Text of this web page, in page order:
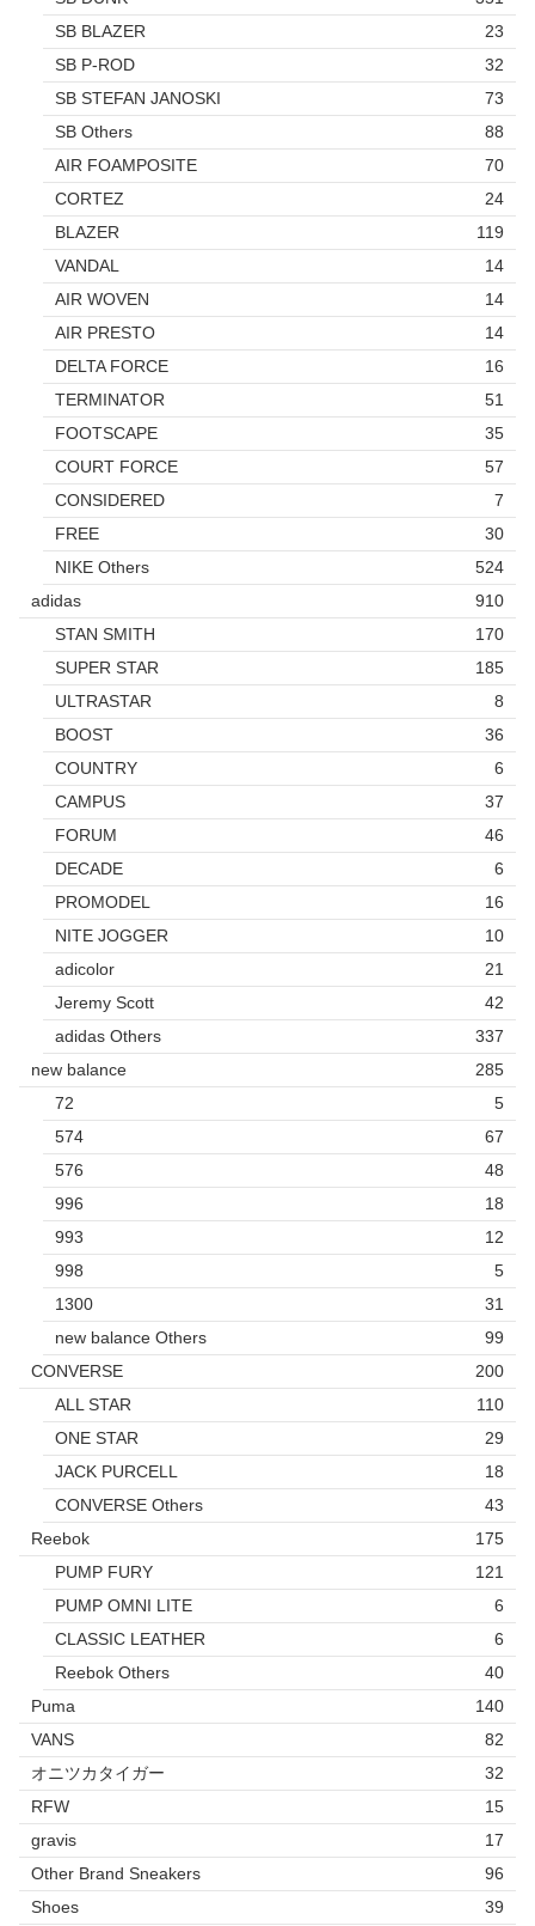
SB BLAZER
23
SB P-ROD
32
SB STEFAN JANOSKI
73
SB Others
88
AIR FOAMPOSITE
70
CORTEZ
24
BLAZER
119
VANDAL
14
AIR WOVEN
14
AIR PRESTO
14
DELTA FORCE
16
TERMINATOR
51
FOOTSCAPE
35
COURT FORCE
57
CONSIDERED
7
FREE
30
NIKE Others
524
adidas
910
STAN SMITH
170
SUPER STAR
185
ULTRASTAR
8
BOOST
36
COUNTRY
6
CAMPUS
37
FORUM
46
DECADE
6
PROMODEL
16
NITE JOGGER
10
adicolor
21
Jeremy Scott
42
adidas Others
337
new balance
285
72
5
574
67
576
48
996
18
993
12
998
5
1300
31
new balance Others
99
CONVERSE
200
ALL STAR
110
ONE STAR
29
JACK PURCELL
18
CONVERSE Others
43
Reebok
175
PUMP FURY
121
PUMP OMNI LITE
6
CLASSIC LEATHER
6
Reebok Others
40
Puma
140
VANS
82
オニツカタイガー
32
RFW
15
gravis
17
Other Brand Sneakers
96
Shoes
39